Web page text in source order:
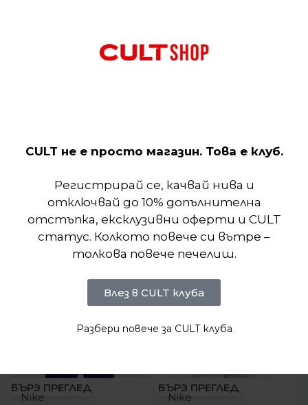
тъкани панели, той е мек отвътре и отвън.
Стандартната кройка предлага свободно
-21%
БЪРЗ ПРЕГЛЕД
Nike
-23%
БЪРЗ ПРЕГЛЕД
Nike
CULT не е просто магазин. Това е клуб.
Регистрирай се, качвай нива и
отключвай до 10% допълнителна
отстъпка, ексклузивни оферти и CULT
статус. Колкото повече си вътре –
толкова повече печелиш.
Влез в CULT клуба
Разбери повече за CULT клуба